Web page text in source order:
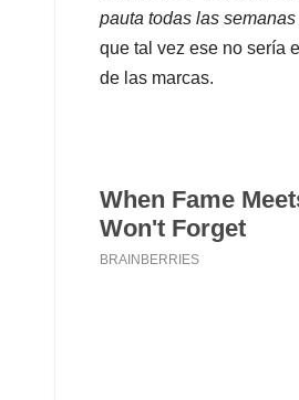
pauta todas las
que tal vez ese no sería
de las marcas.